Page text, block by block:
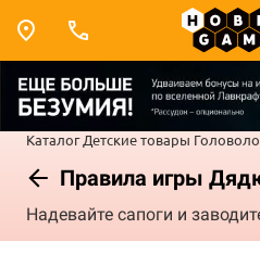
Каталог Детские товары
Правила игры
Надевайте сапоги и